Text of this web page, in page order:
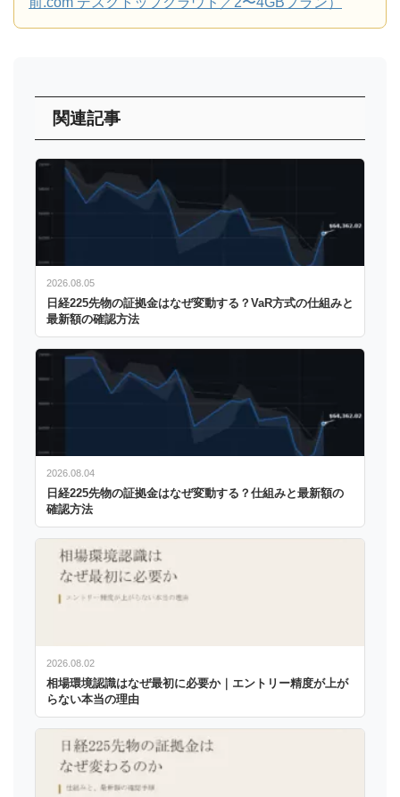
関連記事
2026.08.05
日経225先物の証拠金はなぜ変動する？VaR方式の仕組みと
最新額の確認方法
2026.08.04
日経225先物の証拠金はなぜ変動する？仕組みと最新額の
確認方法
2026.08.02
相場環境認識はなぜ最初に必要か｜エントリー精度が上が
らない本当の理由